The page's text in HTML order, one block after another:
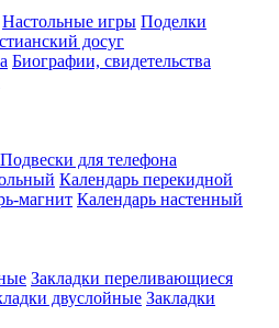
Настольные игры Поделки
досуг
Биографии, свидетельства
Подвески для телефона
Календарь перекидной
магнит Календарь настенный
Закладки переливающиеся
двуслойные Закладки